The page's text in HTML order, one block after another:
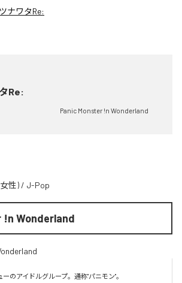
ナワタRe:
Re:
Panic Monster !n Wonderland
性) / J-Pop
!n Wonderland
のアイドルグループ。通称"パニモン"。